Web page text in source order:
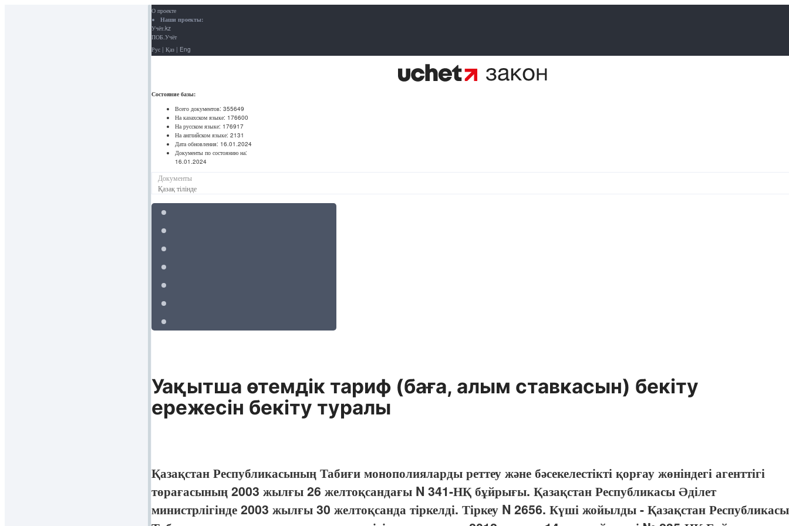
О проекте
Наши проекты:
Учёт.kz
ПОБ.Учёт
Рус | Қаз | Eng
Состояние базы:
Всего документов: 355649
На казахском языке: 176600
На русском языке: 176917
На английском языке: 2131
Дата обновления: 16.01.2024
Документы по состоянию на:
16.01.2024
Документы
Қазақ тілінде
Уақытша өтемдік тариф (баға, алым ставкасын) бекіту
ережесін бекіту туралы
Қазақстан Республикасының Табиғи монополияларды реттеу және бәсекелестікті қорғау жөніндегі агенттігі
төрағасының 2003 жылғы 26 желтоқсандағы N 341-НҚ бұйрығы. Қазақстан Республикасы Әділет
министрлігінде 2003 жылғы 30 желтоқсанда тіркелді. Тіркеу N 2656. Күші жойылды - Қазақстан Республикасы